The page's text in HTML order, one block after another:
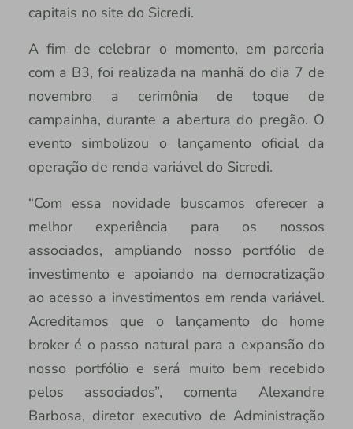
capitais no site do Sicredi.
A fim de celebrar o momento, em parceria
com a B3, foi realizada na manhã do dia 7 de
novembro a cerimônia de toque de
campainha, durante a abertura do pregão. O
evento simbolizou o lançamento oficial da
operação de renda variável do Sicredi.
“Com essa novidade buscamos oferecer a
melhor experiência para os nossos
associados, ampliando nosso portfólio de
investimento e apoiando na democratização
ao acesso a investimentos em renda variável.
Acreditamos que o lançamento do home
broker é o passo natural para a expansão do
nosso portfólio e será muito bem recebido
pelos associados”, comenta Alexandre
Barbosa, diretor executivo de Administração